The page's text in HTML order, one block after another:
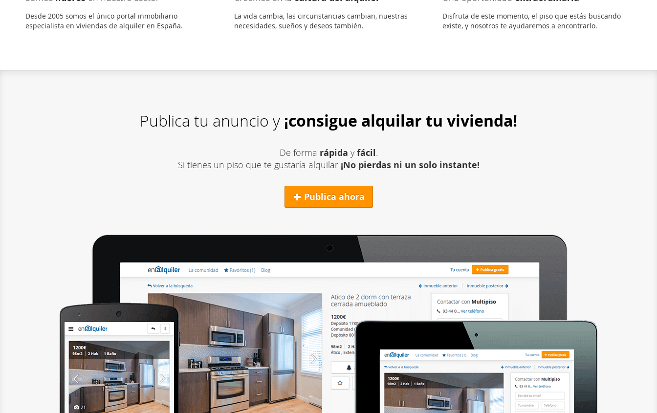
Desde 2005 somos el único portal inmobiliario
especialista en viviendas de alquiler en España.
La vida cambia, las circunstancias cambian, nuestras
necesidades, sueños y deseos también.
Disfruta de este momento, el piso que estás buscando
existe, y nosotros te ayudaremos a encontrarlo.
Publica tu anuncio y ¡consigue alquilar tu vivienda!
De forma rápida y fácil.
Si tienes un piso que te gustaría alquilar ¡No pierdas ni un solo instante!
Publica ahora